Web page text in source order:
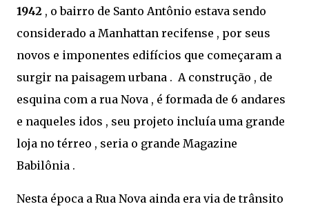
1942 , o bairro de Santo Antônio estava sendo
considerado a Manhattan recifense , por seus
novos e imponentes edifícios que começaram a
surgir na paisagem urbana . A construção , de
esquina com a rua Nova , é formada de 6 andares
e naqueles idos , seu projeto incluía uma grande
loja no térreo , seria o grande Magazine
Babilônia .
Nesta época a Rua Nova ainda era via de trânsito